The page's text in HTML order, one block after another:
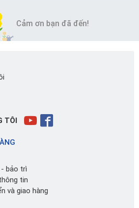
Cảm ơn bạn đã đến!
TÔI
- bảo trì
tin
và giao hàng